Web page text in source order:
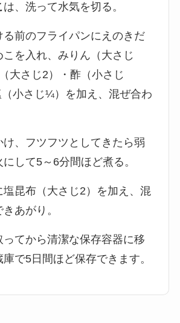
は、洗って水気を切る。
る前のフライパンにえのきだ
こを入れ、みりん（大さじ
大さじ2）・酢（小さじ
小さじ¼）を加え、混ぜ合わ
け、フツフツとしてきたら弱
して5～6分間ほど煮る。
塩昆布（大さじ2）を加え、混
あがり。
ってから清潔な保存容器に移
庫で5日間ほど保存できます。